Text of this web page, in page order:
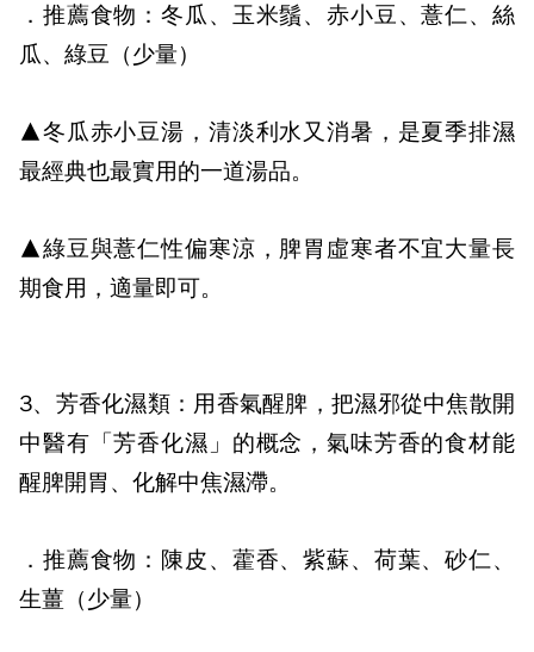
．推薦食物：冬瓜、玉米鬚、赤小豆、薏仁、絲
瓜、綠豆（少量）
▲冬瓜赤小豆湯，清淡利水又消暑，是夏季排濕
最經典也最實用的一道湯品。
▲綠豆與薏仁性偏寒涼，脾胃虛寒者不宜大量長
期食用，適量即可。
3、芳香化濕類： 用香氣醒脾，把濕邪從中焦散開
中醫有「芳香化濕」的概念，氣味芳香的食材能
醒脾開胃、化解中焦濕滯。
．推薦食物：陳皮、藿香、紫蘇、荷葉、砂仁、
生薑（少量）